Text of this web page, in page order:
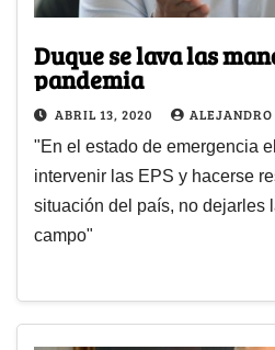
Duque se lava las
pandemia
ABRIL 13, 2020
"En el estado de emergencia
intervenir las EPS y hacerse
situación del país, no dejarles
campo"